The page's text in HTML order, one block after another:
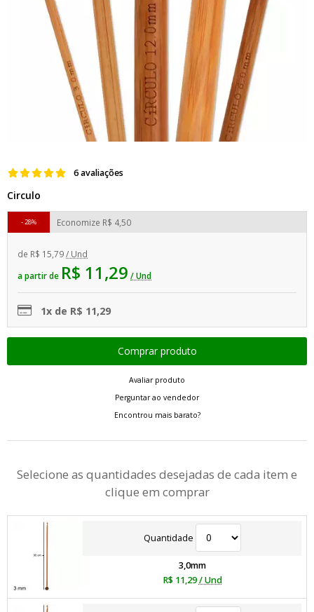
6 avaliações
Circulo
de R$ 15,79/ Und
a partir de R$ 11,29 / Und
Economize R$ 4,50
28%
1x de R$ 11,29
Avaliar produto
Perguntar ao vendedor
Encontrou mais barato?
Selecione as quantidades desejadas de cada item e
clique em comprar
Quantidade
3,0mm
R$ 11,29 / Und